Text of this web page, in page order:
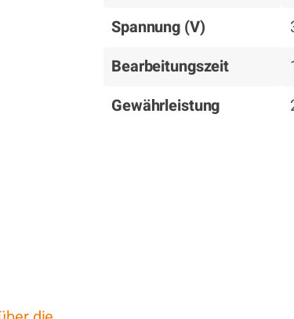
Spannung (V)
Bearbeitungszeit
Gewährleistung